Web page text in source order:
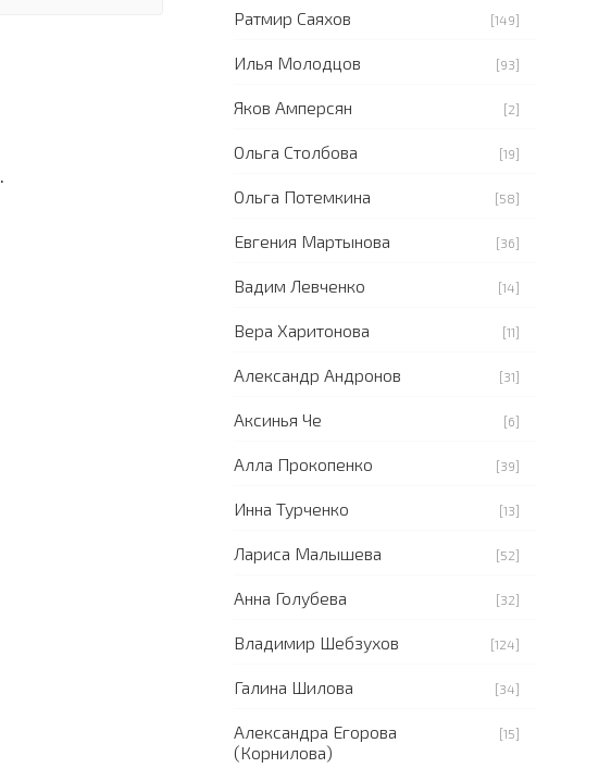
Ратмир Саяхов [149]
Илья Молодцов [93]
Яков Амперсян [2]
Ольга Столбова [19]
Ольга Потемкина [58]
Евгения Мартынова [36]
Вадим Левченко [14]
Вера Харитонова [11]
Александр Андронов [31]
Аксинья Че [6]
Алла Прокопенко [39]
Инна Турченко [13]
Лариса Малышева [52]
Анна Голубева [32]
Владимир Шебзухов [124]
Галина Шилова [34]
Александра Егорова
(Корнилова)
[15]